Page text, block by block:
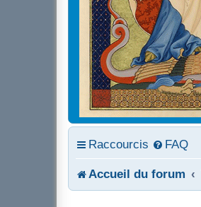
Raccourcis FAQ
Accueil du forum